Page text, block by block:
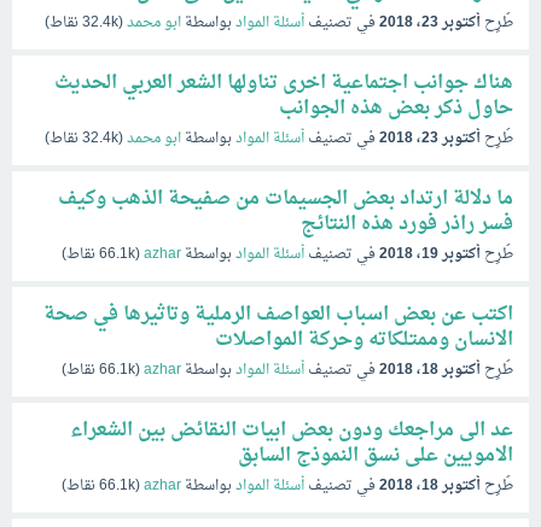
طُرِحأكتوبر 23، 2018 في تصنيفأسئلة الموادبواسطةابو محمد(
32.4kنقاط)
هناك جوانب اجتماعية اخرى تناولها الشعر العربي الحديث
حاول ذكر بعض هذه الجوانب
طُرِحأكتوبر 23، 2018 في تصنيفأسئلة الموادبواسطةابو محمد(
32.4kنقاط)
ما دلالة ارتداد بعض الجسيمات من صفيحة الذهب وكيف
فسر راذر فورد هذه النتائج
طُرِحأكتوبر 19، 2018 في تصنيفأسئلة الموادبواسطةazhar
(
66.1kنقاط)
اكتب عن بعض اسباب العواصف الرملية وتاثيرها في صحة
الانسان وممتلكاته وحركة المواصلات
طُرِحأكتوبر 18، 2018 في تصنيفأسئلة الموادبواسطةazhar
(
66.1kنقاط)
عد الى مراجعك ودون بعض ابيات النقائض بين الشعراء
الامويين على نسق النموذج السابق
طُرِحأكتوبر 18، 2018 في تصنيفأسئلة الموادبواسطةazhar
(
66.1kنقاط)